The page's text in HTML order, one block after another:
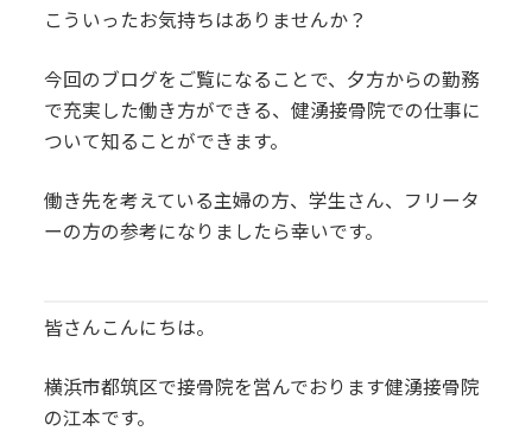
こういったお気持ちはありませんか？
今回のブログをご覧になることで、夕方からの勤務
で充実した働き方ができる、健湧接骨院での仕事に
ついて知ることができます。
働き先を考えている主婦の方、学生さん、フリータ
ーの方の参考になりましたら幸いです。
皆さんこんにちは。
横浜市都筑区で接骨院を営んでおります健湧接骨院
の江本です。